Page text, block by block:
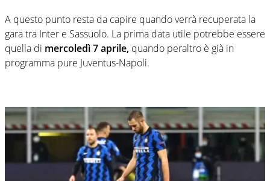
A questo punto resta da capire quando verrà recuperata la
gara tra Inter e Sassuolo. La prima data utile potrebbe essere
quella di mercoledì 7 aprile, quando peraltro è già in
programma pure Juventus-Napoli.